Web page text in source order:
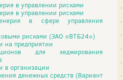
в управлении рисками
в управлении рисками
в сфере управления
рисками (ЗАО «ВТБ24»)
на предприятии
для хеджирования
в организации
денежных средств (Вариант